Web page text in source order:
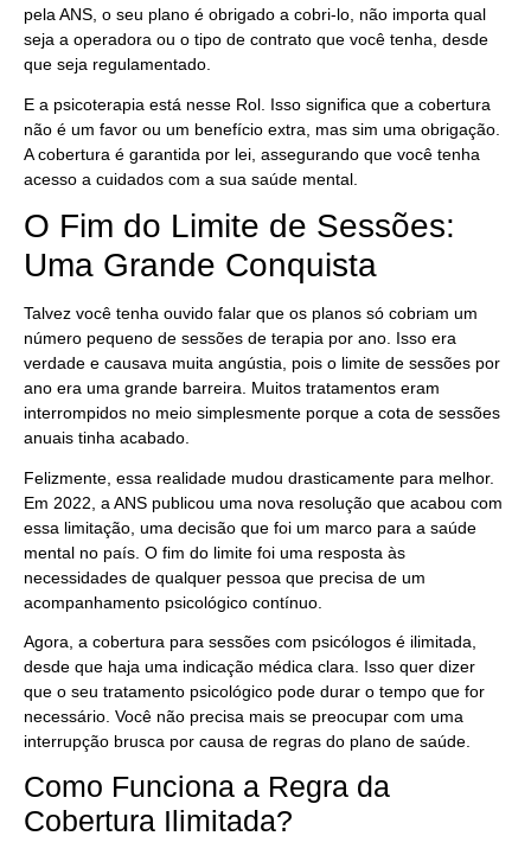
pela ANS, o seu plano é obrigado a cobri-lo, não importa qual
seja a operadora ou o tipo de contrato que você tenha, desde
que seja regulamentado.
E a psicoterapia está nesse Rol. Isso significa que a cobertura
não é um favor ou um benefício extra, mas sim uma obrigação.
A cobertura é garantida por lei, assegurando que você tenha
acesso a cuidados com a sua saúde mental.
O Fim do Limite de Sessões:
Uma Grande Conquista
Talvez você tenha ouvido falar que os planos só cobriam um
número pequeno de sessões de terapia por ano. Isso era
verdade e causava muita angústia, pois o limite de sessões por
ano era uma grande barreira. Muitos tratamentos eram
interrompidos no meio simplesmente porque a cota de sessões
anuais tinha acabado.
Felizmente, essa realidade mudou drasticamente para melhor.
Em 2022, a ANS publicou uma nova resolução que acabou com
essa limitação, uma decisão que foi um marco para a saúde
mental no país. O fim do limite foi uma resposta às
necessidades de qualquer pessoa que precisa de um
acompanhamento psicológico contínuo.
Agora, a cobertura para sessões com psicólogos é ilimitada,
desde que haja uma indicação médica clara. Isso quer dizer
que o seu tratamento psicológico pode durar o tempo que for
necessário. Você não precisa mais se preocupar com uma
interrupção brusca por causa de regras do plano de saúde.
Como Funciona a Regra da
Cobertura Ilimitada?